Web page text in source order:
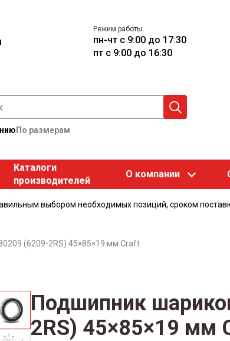
Режим работы:
пн-чт с 9:00 до 17:30
пт с 9:00 до 16:30
По размерам
Каталоги
производителей
О компании
выбором необходимых позиций, сроком
(6209-2RS) 45×85×19 мм Craft
Подшипник
2RS) 45×85×19 мм